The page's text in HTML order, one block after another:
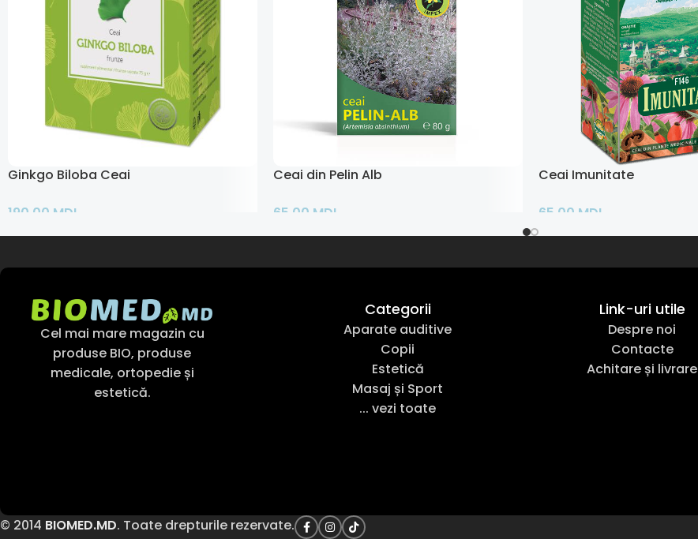
Ginkgo Biloba Ceai
190,00 MDL
Adaugă În Coș
Ceai din Pelin Alb
65,00 MDL
Citește Mai Mult
Ceai Imunitate
65,00 MDL
Adaugă În Coș
Cel mai mare magazin cu
produse BIO, produse
medicale, ortopedie și
estetică.
Categorii
Aparate auditive
Copii
Estetică
Masaj și Sport
... vezi toate
Link-uri utile
Despre noi
Contacte
Achitare și livrare
© 2014 BIOMED.MD. Toate drepturile rezervate.